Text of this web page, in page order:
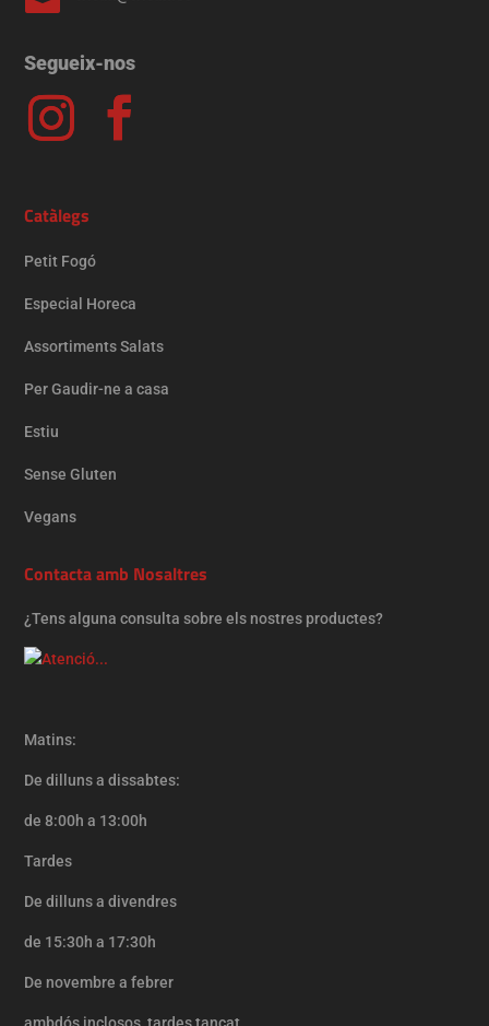
Segueix-nos
Catàlegs
Petit Fogó
Especial Horeca
Assortiments Salats
Per Gaudir-ne a casa
Estiu
Sense Gluten
Vegans
Contacta amb Nosaltres
¿Tens alguna consulta sobre els nostres productes?
Matins:
De dilluns a dissabtes:
de 8:00h a 13:00h
Tardes
De dilluns a divendres
de 15:30h a 17:30h
De novembre a febrer
ambdós inclosos, tardes tancat